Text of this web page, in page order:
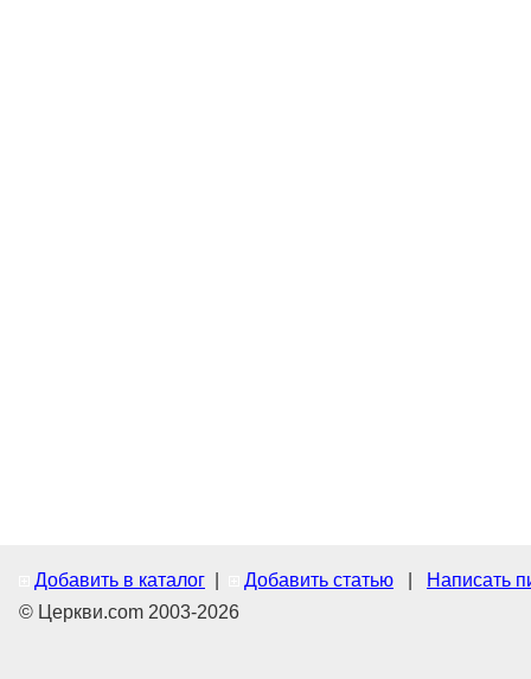
Добавить в каталог Добавить статью
Написать
© Церкви.com 2003-2026